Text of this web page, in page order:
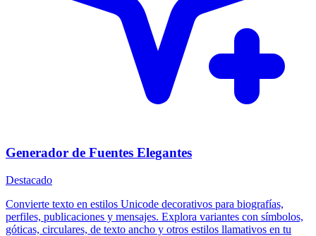
Generador de Fuentes Elegantes
Destacado
Convierte texto en estilos Unicode decorativos para biografías,
perfiles, publicaciones y mensajes. Explora variantes con símbolos,
góticas, circulares, de texto ancho y otros estilos llamativos en tu